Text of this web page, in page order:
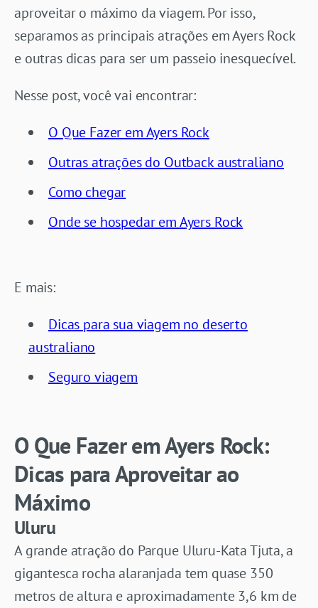
aproveitar o máximo da viagem. Por isso,
separamos as principais atrações em Ayers Rock
e outras dicas para ser um passeio inesquecível.
Nesse post, você vai encontrar:
O Que Fazer em Ayers Rock
Outras atrações do Outback australiano
Como chegar
Onde se hospedar em Ayers Rock
E mais:
Dicas para sua viagem no deserto
australiano
Seguro viagem
O Que Fazer em Ayers Rock:
Dicas para Aproveitar ao
Máximo
Uluru
A grande atração do Parque Uluru-Kata Tjuta, a
gigantesca rocha alaranjada tem quase 350
metros de altura e aproximadamente 3,6 km de